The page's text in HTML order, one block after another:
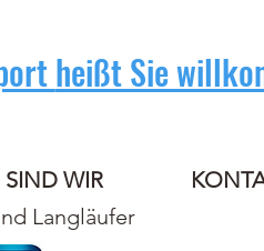
heißt Sie
SIND WIR
Langläufer